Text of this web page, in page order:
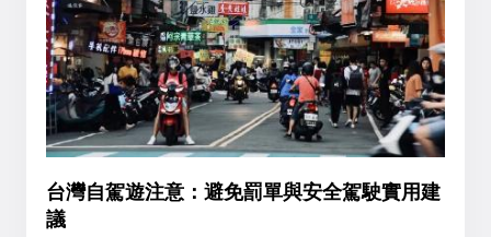
台灣自駕遊注意：避免罰單與安全駕駛實用建
議